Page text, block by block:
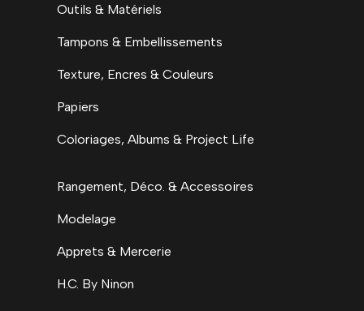
Outils & Matériels
Tampons & Embellissements
Texture, Encres & Couleurs
Papiers
Coloriages, Albums & Project Life
Rangement, Déco. & Accessoires
Modelage
Apprets & Mercerie
H.C. By Ninon